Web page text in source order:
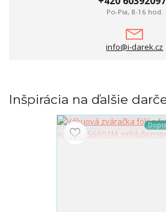
Po-Pia, 8-16 hod.
info@i-darek.cz
Inšpirácia na ďalšie